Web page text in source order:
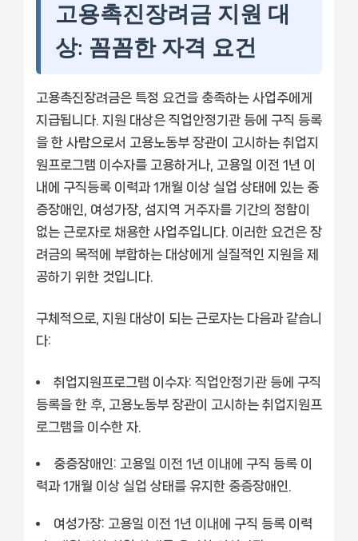
고용촉진장려금 지원 대
상: 꼼꼼한 자격 요건
고용촉진장려금은 특정 요건을 충족하는 사업주에게
지급됩니다. 지원 대상은 직업안정기관 등에 구직 등록
을 한 사람으로서 고용노동부 장관이 고시하는 취업지
원프로그램 이수자를 고용하거나, 고용일 이전 1년 이
내에 구직등록 이력과 1개월 이상 실업 상태에 있는 중
증장애인, 여성가장, 섬지역 거주자를 기간의 정함이
없는 근로자로 채용한 사업주입니다. 이러한 요건은 장
려금의 목적에 부합하는 대상에게 실질적인 지원을 제
공하기 위한 것입니다.
구체적으로, 지원 대상이 되는 근로자는 다음과 같습니
다:
취업지원프로그램 이수자: 직업안정기관 등에 구직
등록을 한 후, 고용노동부 장관이 고시하는 취업지원프
로그램을 이수한 자.
중증장애인: 고용일 이전 1년 이내에 구직 등록 이
력과 1개월 이상 실업 상태를 유지한 중증장애인.
여성가장: 고용일 이전 1년 이내에 구직 등록 이력